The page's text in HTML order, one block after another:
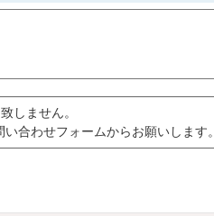
しません。
合わせフォームからお願いします。